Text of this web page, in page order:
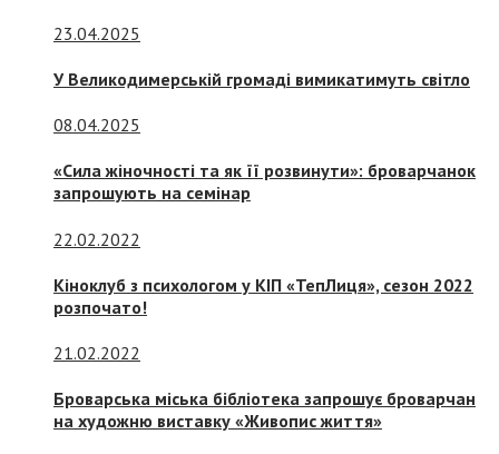
23.04.2025
У Великодимерській громаді вимикатимуть світло
08.04.2025
«Сила жіночності та як її розвинути»: броварчанок
запрошують на семінар
22.02.2022
Кіноклуб з психологом у КІП «ТепЛиця», сезон 2022
розпочато!
21.02.2022
Броварська міська бібліотека запрошує броварчан
на художню виставку «Живопис життя»